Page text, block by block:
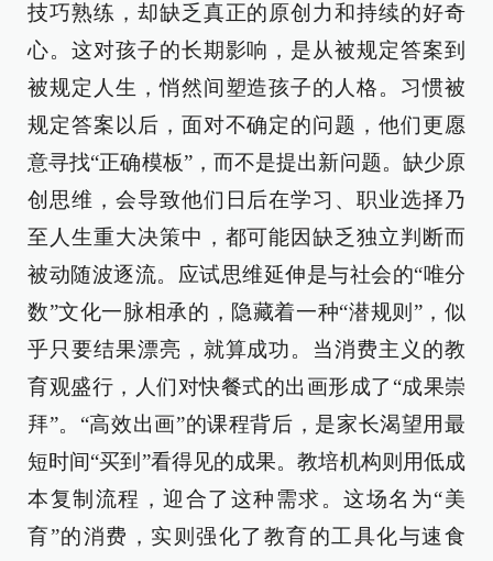
技巧熟练，却缺乏真正的原创力和持续的好奇
心。这对孩子的长期影响，是从被规定答案到
被规定人生，悄然间塑造孩子的人格。习惯被
规定答案以后，面对不确定的问题，他们更愿
意寻找“正确模板”，而不是提出新问题。缺少原
创思维，会导致他们日后在学习、职业选择乃
至人生重大决策中，都可能因缺乏独立判断而
被动随波逐流。应试思维延伸是与社会的“唯分
数”文化一脉相承的，隐藏着一种“潜规则”，似
乎只要结果漂亮，就算成功。当消费主义的教
育观盛行，人们对快餐式的出画形成了“成果崇
拜”。“高效出画”的课程背后，是家长渴望用最
短时间“买到”看得见的成果。教培机构则用低成
本复制流程，迎合了这种需求。这场名为“美
育”的消费，实则强化了教育的工具化与速食